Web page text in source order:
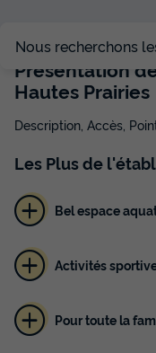
du15/09/2026au
Meilleur prix pour 7
Modifier les dates
Nous recherchons
Présentation
Hautes Prairies
Description, Accès,
Les Plusde
Bel espace
Activités
Pour toute la